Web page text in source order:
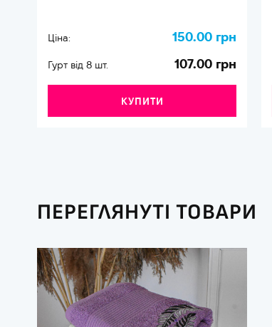
Ціна: 150.00 грн
Гурт від 8 шт. 107.00 грн
КУПИТИ
ПЕРЕГЛЯНУТІ ТОВАРИ